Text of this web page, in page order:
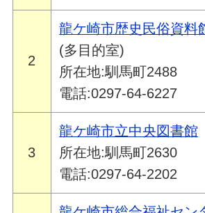
2
龍ケ崎市歴史民俗資料
(多目的室)
所在地:馴馬町2488
電話:0297-64-6227
3
龍ケ崎市立中央図書館
所在地:馴馬町2630
電話:0297-64-2202